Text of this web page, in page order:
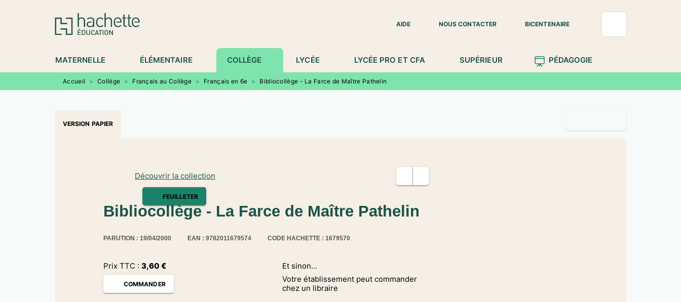
MENU RECHERCHE
AIDE
NOUS CONTACTER BICENTENAIRE
MATERNELLE ÉLÉMENTAIRE COLLÈGE LYCÉE LYCÉE PRO ET CFA SUPÉRIEUR PÉDAGOGIE
Accueil > Collège > Français au Collège > Français en 6e > Bibliocollège - La Farce de Maître Pathelin
VERSION PAPIER
FEUILLETER
Découvrir la collection
Bibliocollège - La Farce de Maître Pathelin
PARUTION : 19/04/2000 EAN : 9782011679574 CODE HACHETTE : 1679570
Prix TTC : 3,60 €
COMMANDER
Et sinon...
Votre établissement peut commander
chez un libraire